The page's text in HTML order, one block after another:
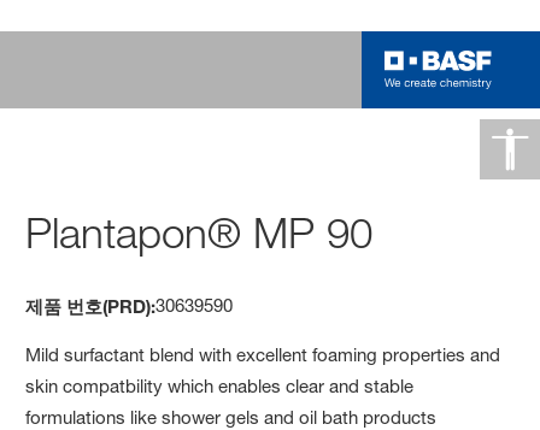
Plantapon® MP 90
제품 번호(PRD):30639590
Mild surfactant blend with excellent foaming properties and
skin compatbility which enables clear and stable
formulations like shower gels and oil bath products